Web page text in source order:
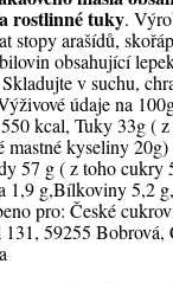
rostlinné tuky.
stopy arašídů,
obsahující
v suchu,
údaje na
kcal, Tuky 33g (
mastné kyseliny 20g)
57 g ( z toho cukry
1,9 g,Bílkoviny 5,2
pro: České
59255 Bobrová,